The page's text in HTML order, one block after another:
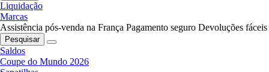
Liquidação
Marcas
Assistência pós-venda na França Pagamento seguro Devoluções fáceis
Pesquisar
Saldos
Coupe do Mundo 2026